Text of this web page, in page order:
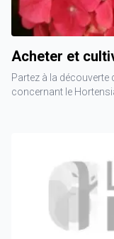
Acheter et
Partez à la découverte
concernant le